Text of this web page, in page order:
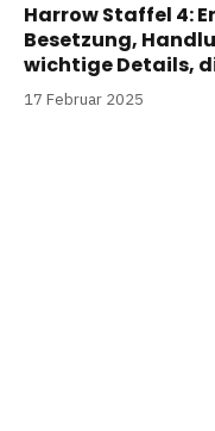
Harrow Staffel 4:
Besetzung,
wichtige Details,
17 Februar 2025